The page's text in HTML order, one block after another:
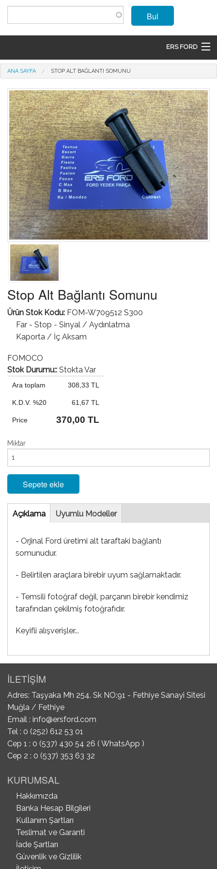
Ana içeriğe atla
Bul
ERS FORD
ANASAYFA
MARKALAR
MODELLER
ÜRÜNLER
İLETIŞIM
ÜYE OL
GIRIŞ
SEPET
Buradasınız
ANA SAYFA STOP ALT BAĞLANTI SOMUNU
Stop Alt Bağlantı Somunu
Ürün Stok Kodu: FOM-W709512 S300
Far - Stop - Sinyal / Aydınlatma
Kaporta / İç Aksam
FOMOCO
Stok Durumu:: Stokta Var
Ara toplam 308,33 TL
K.D.V. %20 61,67 TL
Price 370,00 TL
Miktar
Sepete ekle
Tab
Açıklama(etkinUyumlu Modeller
- Orjinal Ford üretimi alt taraftaki bağlantı
somunudur.
- Belirtilen araçlara birebir uyum sağlamaktadır.
- Temsili fotoğraf değil, parçanın birebir kendimiz
tarafından çekilmiş fotoğrafıdır.
Keyifli alışverişler...
İLETİŞİM
Adres: Taşyaka Mh 254. Sk NO:91 - Fethiye Sanayi Sitesi
Muğla / Fethiye
Email : info@ersford.com
Tel : 0 (252) 612 53 01
Cep 1 : 0 (537) 430 54 26 ( WhatsApp )
Cep 2 : 0 (537) 353 63 32
KURUMSAL
Hakkımızda
Banka Hesap Bilgileri
Kullanım Şartları
Teslimat ve Garanti
İade Şartları
Güvenlik ve Gizlilik